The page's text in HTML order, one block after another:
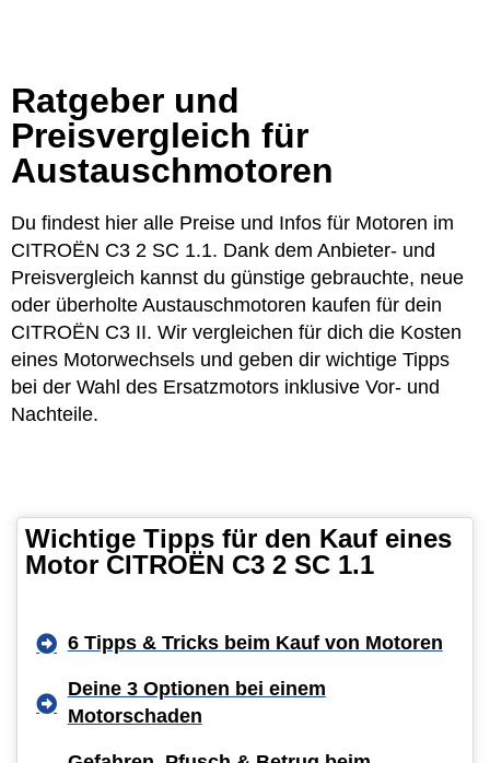
Ratgeber und
Preisvergleich für
Austauschmotoren
Du findest hier alle Preise und Infos für Motoren im
CITROËN C3 2 SC 1.1. Dank dem Anbieter- und
Preisvergleich kannst du günstige gebrauchte, neue
oder überholte Austauschmotoren kaufen für dein
CITROËN C3 II. Wir vergleichen für dich die Kosten
eines Motorwechsels und geben dir wichtige Tipps
bei der Wahl des Ersatzmotors inklusive Vor- und
Nachteile.
Wichtige Tipps für den Kauf eines
Motor CITROËN C3 2 SC 1.1
6 Tipps & Tricks beim Kauf von Motoren
Deine 3 Optionen bei einem
Motorschaden